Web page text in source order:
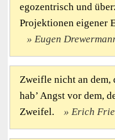
egozentrisch und
Projektionen eigener
Eugen
Zweifle nicht an dem,
hab’ Angst vor dem,
Zweifel.
Erich